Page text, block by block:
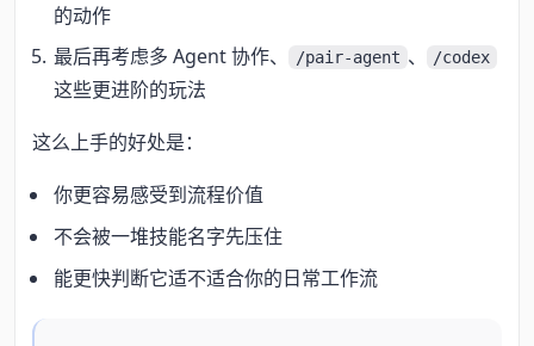
的动作
最后再考虑多 Agent 协作、
/pair-agent 、 /codex
这些更进阶的玩法
这么上手的好处是：
你更容易感受到流程价值
不会被一堆技能名字先压住
能更快判断它适不适合你的日常工作流